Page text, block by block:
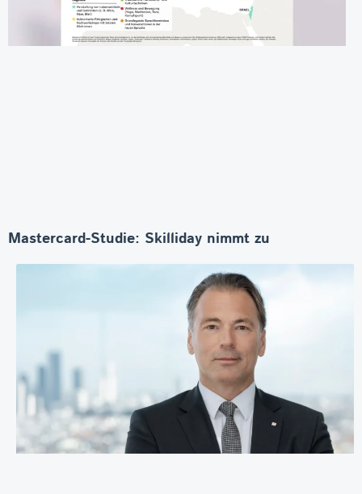
Mastercard-Studie: Skilliday nimmt zu